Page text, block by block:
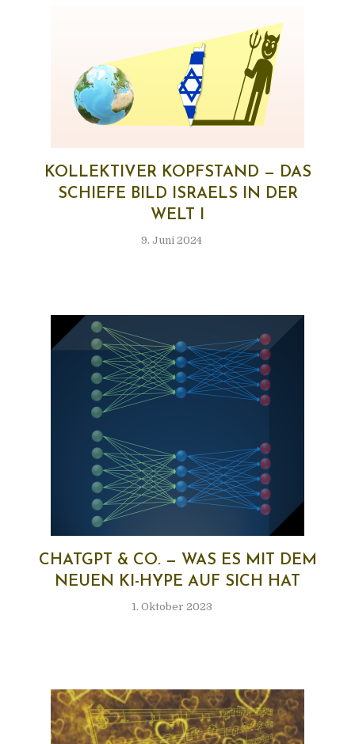
KOL­LEK­TI­VER KOPF­STAND — DAS
SCHIE­FE BILD ISRA­ELS IN DER
WELT I
9. Juni 2024
CHATGPT & CO. — WAS ES MIT DEM
NEU­EN KI-HYPE AUF SICH HAT
1. Oktober 2023